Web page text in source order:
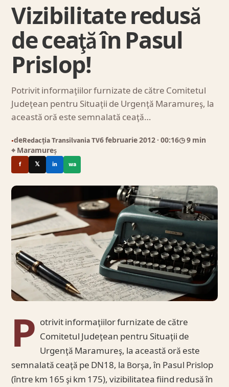
Vizibilitate redusă
de ceaţă în Pasul
Prislop!
Potrivit informaţiilor furnizate de către Comitetul
Judeţean pentru Situaţii de Urgenţă Maramureş, la
această oră este semnalată ceaţă…
●deRedacția Transilvania TV6 februarie 2012 · 00:16◷ 9 min
⌖ Maramureș
f 𝕏 in wa
P otrivit informaţiilor furnizate de către
Comitetul Judeţean pentru Situaţii de
Urgenţă Maramureş, la această oră este
semnalată ceaţă pe DN18, la Borşa, în Pasul Prislop
(între km 165 şi km 175), vizibilitatea fiind redusă în